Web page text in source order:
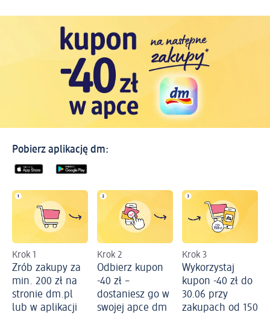
Pobierz aplikację dm:
Krok 1
Zrób zakupy za
min. 200 zł na
stronie dm.pl
lub w aplikacji
Krok 2
Odbierz kupon
-40 zł –
dostaniesz go w
swojej apce dm
Krok 3
Wykorzystaj
kupon -40 zł do
30.06 przy
zakupach od 150